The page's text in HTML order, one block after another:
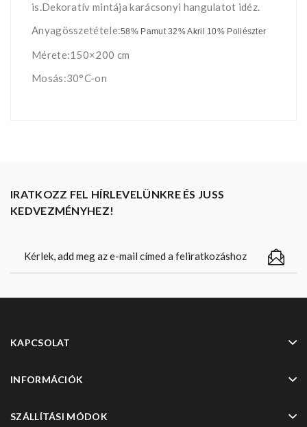
is.Dekoratív mintája karácsonyi hangulatot idéz.
Anyagösszetétele:58% Pamut 32% Akril 10% Poliészter
Mérete:150×200 cm
Mosás:30°C-on
IRATKOZZ FEL HÍRLEVELÜNKRE ÉS JUSS
KEDVEZMÉNYHEZ!
KAPCSOLAT
INFORMÁCIÓK
SZÁLLÍTÁSI MÓDOK